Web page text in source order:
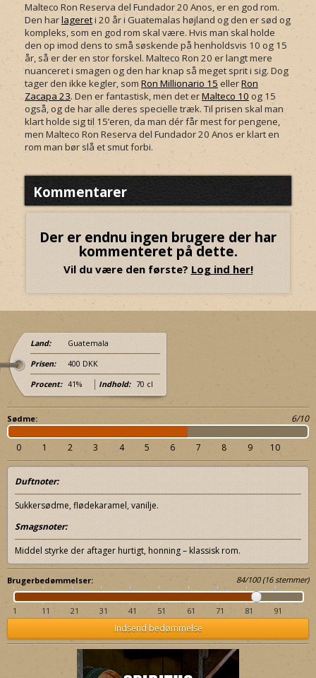
Malteco Ron Reserva del Fundador 20 Anos, er en god rom.
Den harlagereti 20 år i Guatemalas højland og den er sød og
kompleks, som en god rom skal være. Hvis man skal holde
den op imod dens to små søskende på henholdsvis 10 og 15
år, så er der en stor forskel. Malteco Ron 20 er langt mere
nuanceret i smagen og den har knap så meget sprit i sig. Dog
tager den ikke kegler, som Ron Millionario 15 ellerRon
Zacapa 23. Den er fantastisk, men det erMalteco 10 og 15
også, og de har alle deres specielle træk. Til prisen skal man
klart holde sig til 15’eren, da man dér får mest for pengene,
men Malteco Ron Reserva del Fundador 20 Anos er klart en
rom man bør slå et smut forbi.
Kommentarer
Der er endnu ingen brugere der har
kommenteret på dette.
Vil du være den første? Log ind her!
Land: Guatemala
Prisen: 400 DKK
Procent: 41% Indhold: 70 cl
Sødme: 6/10
0 1 2 3 4 5 6 7 8 9 10
Duftnoter:
Sukkersødme, flødekaramel, vanilje.
Smagsnoter:
Middel styrke der aftager hurtigt, honning – klassisk rom.
Brugerbedømmelser: 84/100(16stemmer)
1 11 21 31 41 51 61 71 81 91
Indsend bedømmelse